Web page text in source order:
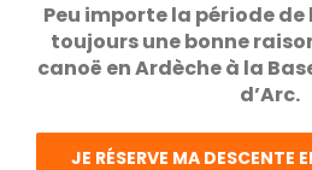
Peu importe la période de
toujours une bonne
canoë en Ardèche à la
d’Arc.
JE RÉSERVE MA DESCENTE